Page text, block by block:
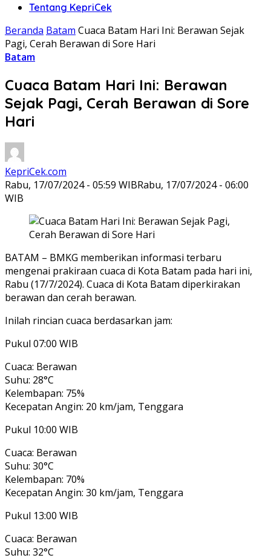
Tentang KepriCek
Beranda Batam Cuaca Batam Hari Ini: Berawan Sejak
Pagi, Cerah Berawan di Sore Hari
Batam
Cuaca Batam Hari Ini: Berawan
Sejak Pagi, Cerah Berawan di Sore
Hari
KepriCek.com
Rabu, 17/07/2024 - 05:59 WIBRabu, 17/07/2024 - 06:00
WIB
BATAM – BMKG memberikan informasi terbaru
mengenai prakiraan cuaca di Kota Batam pada hari ini,
Rabu (17/7/2024). Cuaca di Kota Batam diperkirakan
berawan dan cerah berawan.
Inilah rincian cuaca berdasarkan jam:
Pukul 07:00 WIB
Cuaca: Berawan
Suhu: 28°C
Kelembapan: 75%
Kecepatan Angin: 20 km/jam, Tenggara
Pukul 10:00 WIB
Cuaca: Berawan
Suhu: 30°C
Kelembapan: 70%
Kecepatan Angin: 30 km/jam, Tenggara
Pukul 13:00 WIB
Cuaca: Berawan
Suhu: 32°C